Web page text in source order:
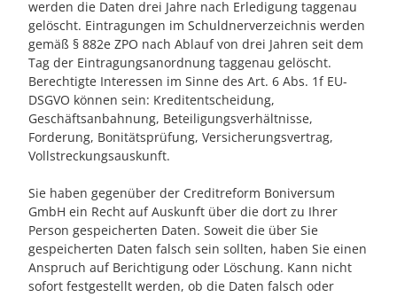
werden die Daten drei Jahre nach Erledigung taggenau
gelöscht. Eintragungen im Schuldnerverzeichnis werden
gemäß § 882e ZPO nach Ablauf von drei Jahren seit dem
Tag der Eintragungsanordnung taggenau gelöscht.
Berechtigte Interessen im Sinne des Art. 6 Abs. 1f EU-
DSGVO können sein: Kreditentscheidung,
Geschäftsanbahnung, Beteiligungsverhältnisse,
Forderung, Bonitätsprüfung, Versicherungsvertrag,
Vollstreckungsauskunft.
Sie haben gegenüber der Creditreform Boniversum
GmbH ein Recht auf Auskunft über die dort zu Ihrer
Person gespeicherten Daten. Soweit die über Sie
gespeicherten Daten falsch sein sollten, haben Sie einen
Anspruch auf Berichtigung oder Löschung. Kann nicht
sofort festgestellt werden, ob die Daten falsch oder